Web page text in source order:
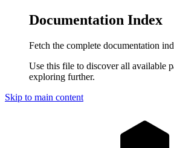
Documentation Index
Fetch the complete documentation
Use this file to discover all available
exploring further.
Skip to main content